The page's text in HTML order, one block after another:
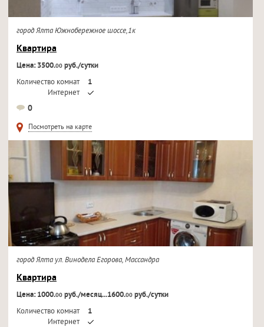
город Ялта Южнобережное шоссе,1к
Квартира
Цена: 3500.00руб./сутки
Количество комнат
1
Интернет
0
Посмотреть на карте
город Ялта ул. Винодела Егорова, Массандра
Квартира
Цена: 1000.00руб./месяц...1600.00руб./сутки
Количество комнат
1
Интернет